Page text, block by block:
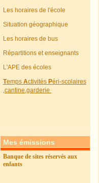
Les horaires de l'école
Situation géographique
Les horaires de bus
Répartitions et enseignants
L'APE des écoles
TempsActivitésPéri-scolaires
,cantine,garderie
Mes émissions
Banque de sites réservés aux
enfants